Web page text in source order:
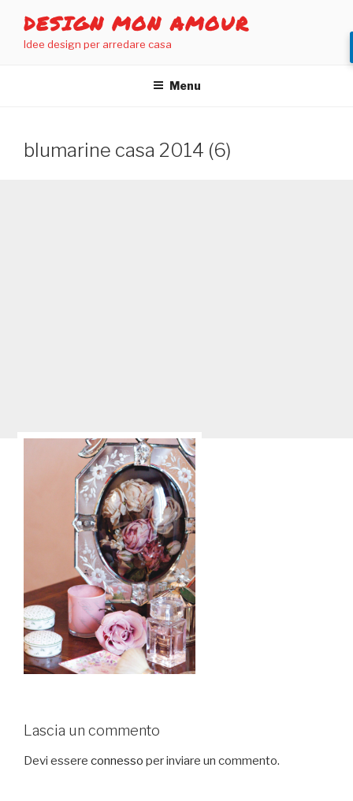
contenuto
DESIGN MON AMOUR
Idee design per arredare casa
Menu
blumarine casa 2014 (6)
Lascia un commento
Devi essere connesso per inviare un commento.